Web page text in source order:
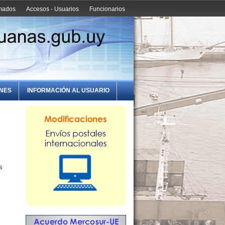
Funcionarios
Accesos - Usuarios
INFORMACIÓN AL USUARIO